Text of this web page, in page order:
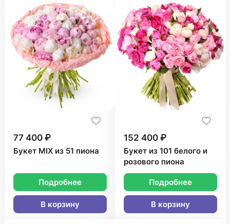
77 400 ₽
Букет MIX из 51 пиона
Подробнее
В корзину
152 400 ₽
Букет из 101 белого и
розового пиона
Подробнее
В корзину